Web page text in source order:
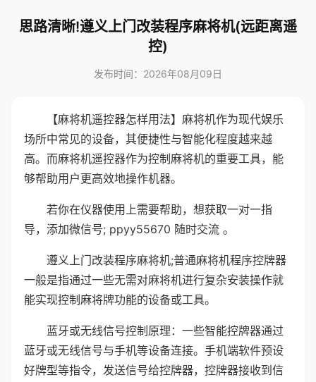
思路清晰!遵义上门改装程序麻将机(远距离遥
控)
发布时间：2026年08月09日
【麻将机遥控器怎样用法】麻将机作为现代娱乐
场所中常见的设备，其便捷性与智能化程度越来越
高。而麻将机遥控器作为控制麻将机的重要工具，能
够帮助用户更高效地操作机器。
若你在仪器使用上需要帮助，想获取一对一指
导，添加微信号; ppyy55670 随时交流 。
遵义上门改装程序麻将机;普通麻将机程序控牌器
一般是指通过一些无需对麻将机进行复杂安装操作就
能实现控制麻将牌功能的设备或工具。
蓝牙或无线信号控制原理：一些智能控牌器通过
蓝牙或无线信号与手机等设备连接。手机端软件预设
好牌型等指令，发送信号给控牌器，控牌器接收到信